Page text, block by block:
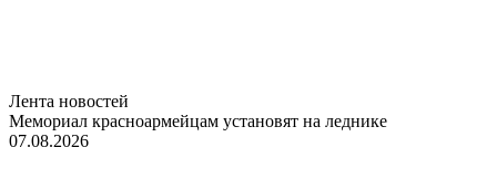
Лента новостей
Мемориал красноармейцам установят на леднике
07.08.2026